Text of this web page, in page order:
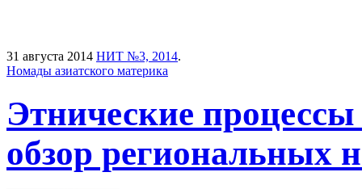
31 августа 2014 НИТ №3, 2014.
Номады азиатского материка
Этнические
обзор региональных